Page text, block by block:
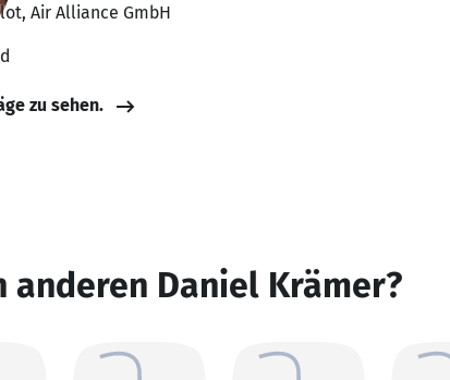
Air Alliance GmbH
zu sehen.
anderen Daniel Krämer?